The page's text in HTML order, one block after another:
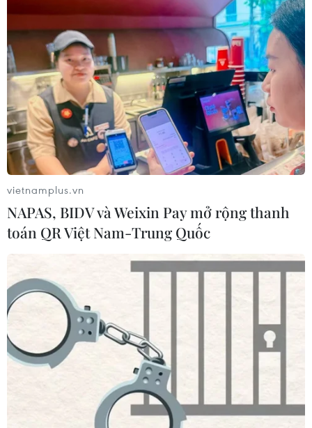
TIN CÙNG CHUYÊN MỤC
Công Phượng gặp thử thách lớn
trong ngày tái xuất V-League 2026/27
06/08/2026 11:49
Nhận định Việt Nam vs
vietnamplus.vn
NAPAS, BIDV và Weixin Pay mở rộng thanh
toán QR Việt Nam-Trung Quốc